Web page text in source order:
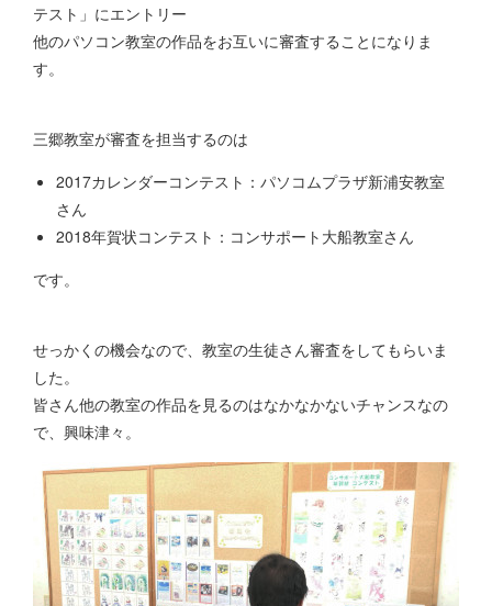
テスト」にエントリー
他のパソコン教室の作品をお互いに審査することになりま
す。
三郷教室が審査を担当するのは
2017カレンダーコンテスト：パソコムプラザ新浦安教室
さん
2018年賀状コンテスト：コンサポート大船教室さん
です。
せっかくの機会なので、教室の生徒さん審査をしてもらいま
した。
皆さん他の教室の作品を見るのはなかなかないチャンスなの
で、興味津々。